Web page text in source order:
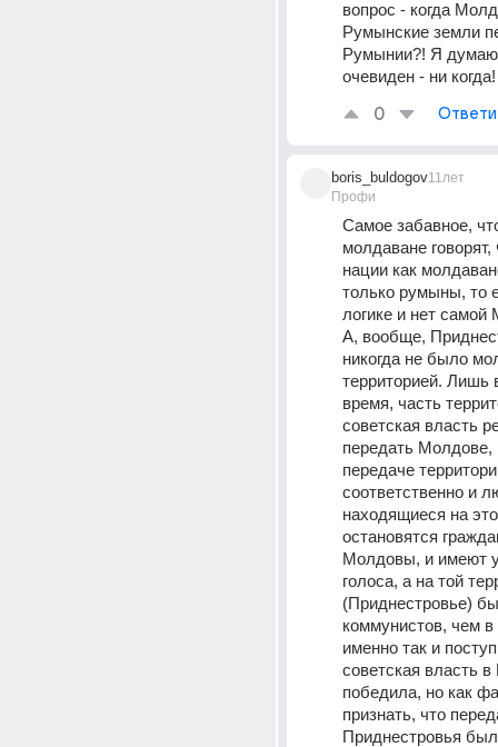
вопрос - когда
Румынские земли
Румынии?! Я
очевиден - ни когда!
0
boris_buldogov
Профи
11лет
Самое забавное,
молдаване говорят,
нации как
только румыны, то
логике и нет
А, вообще,
никогда не было
территорией. Лишь
время, часть
советская власть
передать Молдове,
передаче
соответственно и
находящиеся на
остановятся
Молдовы, и имеют
голоса, а на той
(Приднестровье)
коммунистов, чем
именно так и
советская власть
победила, но как
признать, что
Приднестровья